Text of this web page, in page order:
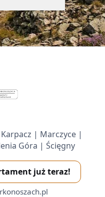
| Marczyce |
Góra | Ścięgny
już teraz!